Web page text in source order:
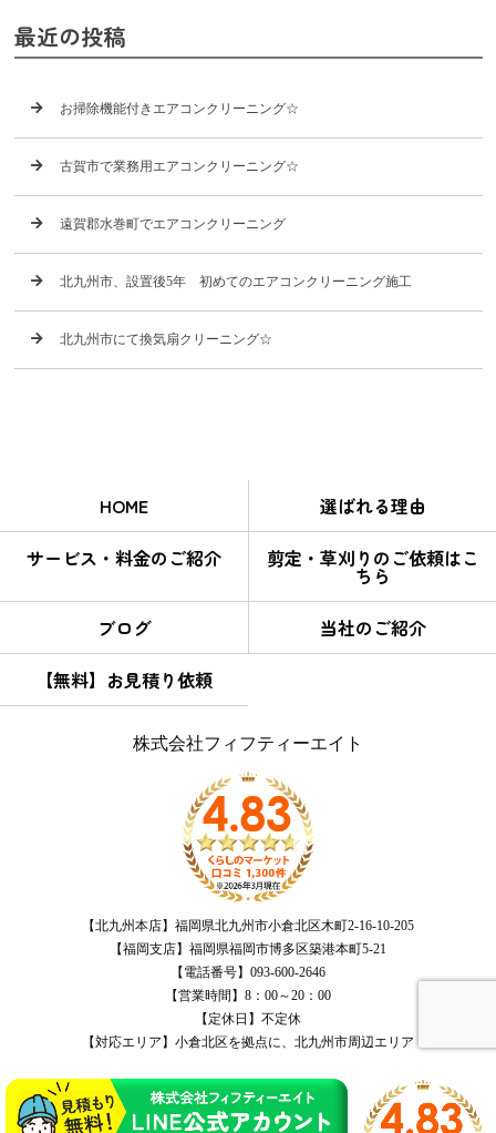
最近の投稿
お掃除機能付きエアコンクリーニング☆
古賀市で業務用エアコンクリーニング☆
遠賀郡水巻町でエアコンクリーニング
北九州市、設置後5年 初めてのエアコンクリーニング施工
北九州市にて換気扇クリーニング☆
HOME
選ばれる理由
サービス・料金のご紹介
剪定・草刈りのご依頼はこ
ちら
ブログ
当社のご紹介
【無料】お見積り依頼
株式会社フィフティーエイト
【北九州本店】福岡県北九州市小倉北区木町2-16-10-205
【福岡支店】福岡県福岡市博多区築港本町5-21
【電話番号】093-600-2646
【営業時間】8：00～20：00
【定休日】不定休
【対応エリア】小倉北区を拠点に、北九州市周辺エリア